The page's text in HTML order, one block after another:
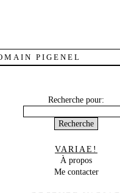
PIGENEL
Recherche pour:
VARIAE!
À propos
Me contacter